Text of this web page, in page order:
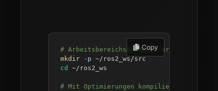
Copy
# Arbeitsbereichsstruktur erstellen
mkdir
-p
cd
# Mit Optimierungen kompilieren